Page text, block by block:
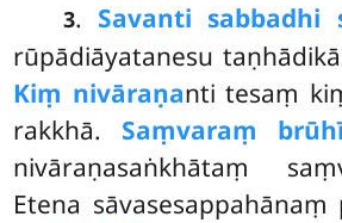
3. Savanti sabbadhi
rūpādiāyatanesu
Kiṃ nivāraṇanti tesaṃ
rakkhā. Saṃvaraṃ
nivāraṇasaṅkhātaṃ
Etena sāvasesappahānaṃ